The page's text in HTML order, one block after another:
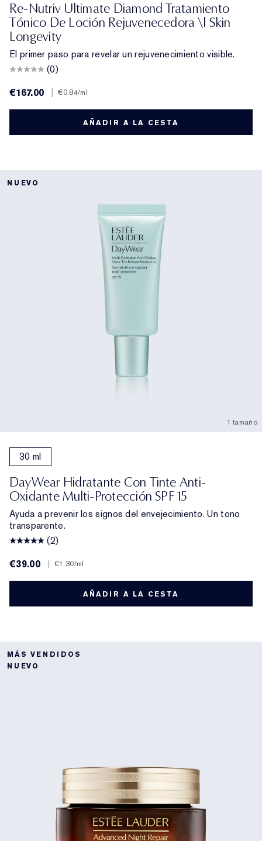
Re-Nutriv Ultimate Diamond Tratamiento
Tónico De Loción Rejuvenecedora \| Skin
Longevity
El primer paso para revelar un rejuvenecimiento visible.
(0)
€167.00
€0.84/ml
AÑADIR A LA CESTA
NUEVO
1 tamaño
30 ml
DayWear Hidratante Con Tinte Anti-
Oxidante Multi-Protección SPF 15
Ayuda a prevenir los signos del envejecimiento. Un tono
transparente.
(2)
€39.00
€1.30/ml
AÑADIR A LA CESTA
MÁS VENDIDOS
NUEVO